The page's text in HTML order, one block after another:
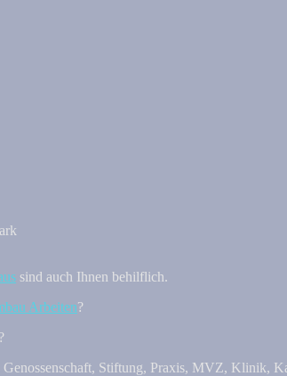
sind auch Ihnen behilflich.
Arbeiten?
Stiftung, Praxis, MVZ, Klinik,